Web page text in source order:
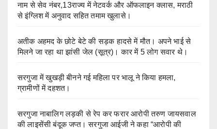
नाम से सेव नंबर,13राज्य में नेटवर्क और ऑफलाइन क्लास, मराठी
से इंग्लिश में अनुवाद सहित तमाम खुलासे।
अतीक अहमद के छोटे बेटे की सड़क हादसे में मौत। अपने भाई से
मिलने जा रहा था झांसी जेल (सूत्र)। कार में 5 लोग सवार थे।
सरगुजा में खुखड़ी बीनने गई महिला पर भालू ने किया हमला,
ग्रामीणों में दहशत।
सरगुजा नाबालिग लड़की से रेप कर फरार आरोपी तरुण जायसवाल
की लाइसेंसी बंदूक जप्त। सरगुजा आईजी ने कहा “आरोपी की